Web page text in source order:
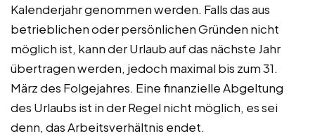
Kalenderjahr genommen werden. Falls das aus
betrieblichen oder persönlichen Gründen nicht
möglich ist, kann der Urlaub auf das nächste Jahr
übertragen werden, jedoch maximal bis zum 31.
März des Folgejahres. Eine finanzielle Abgeltung
des Urlaubs ist in der Regel nicht möglich, es sei
denn, das Arbeitsverhältnis endet.